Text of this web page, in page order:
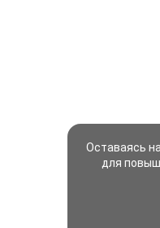
Оставаясь
для